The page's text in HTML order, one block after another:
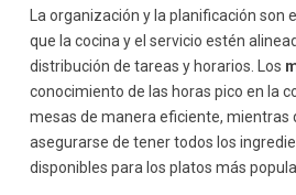
La organización y la planificación son
que la cocina y el servicio estén
distribución de tareas y horarios. Los
conocimiento de las horas pico en la
mesas de manera eficiente, mientras
asegurarse de tener todos los
disponibles para los platos más